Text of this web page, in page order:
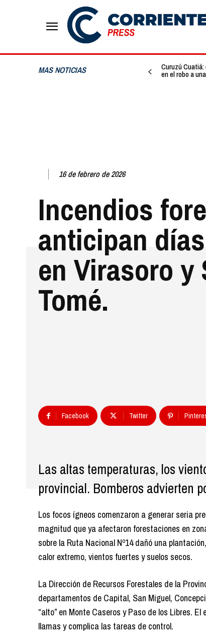
MAS NOTICIAS Curuzú
en el robo a
16 de febrero de 2026
Incendios
anticipan
en Virasoro y
Tomé.
Facebook Twitter
Las altas temperaturas, los
provincial. Bomberos advierten
Los focos ígneos comenzaron a generar seria
magnitud que ya afectaron forestaciones en
sobre la Ruta Nacional Nº14 dañó una
calor extremo, vientos fuertes y suelos secos.
La Dirección de Recursos Forestales de la
departamentos de Capital, San Miguel,
“alto” en Monte Caseros y Paso de los Libres.
llamas y complica las tareas de control.